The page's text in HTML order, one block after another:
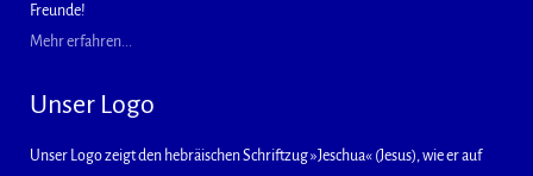
Freunde!
Mehr erfahren...
Unser Logo
Unser Logo zeigt den hebräischen Schriftzug »Jeschua« (Jesus), wie er auf